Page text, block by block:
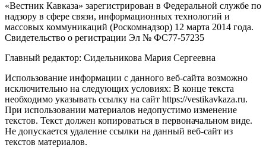
«Вестник Кавказа» зарегистрирован в Федеральной службе по
надзору в сфере связи, информационных технологий и
массовых коммуникаций (Роскомнадзор) 12 марта 2014 года.
Свидетельство о регистрации Эл № ФС77-57235
Главный редактор: Сидельникова Мария Сергеевна
Использование информации с данного веб-сайта возможно
исключительно на следующих условиях: В конце текста
необходимо указывать ссылку на сайт https://vestikavkaza.ru.
При использовании материалов недопустимо изменение
текстов. Текст должен копироваться в первоначальном виде.
Не допускается удаление ссылки на данный веб-сайт из
текстов материалов.